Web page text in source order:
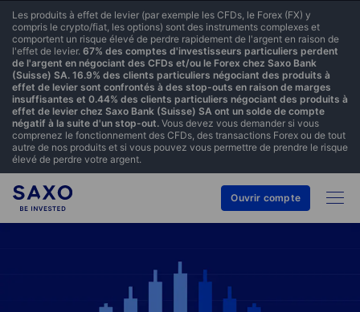
Les produits à effet de levier (par exemple les CFDs, le Forex (FX) y
compris le crypto/fiat, les options) sont des instruments complexes et
comportent un risque élevé de perdre rapidement de l'argent en raison de
l'effet de levier. 67% des comptes d'investisseurs particuliers perdent
de l'argent en négociant des CFDs et/ou le Forex chez Saxo Bank
(Suisse) SA. 16.9% des clients particuliers négociant des produits à
effet de levier sont confrontés à des stop-outs en raison de marges
insuffisantes et 0.44% des clients particuliers négociant des produits à
effet de levier chez Saxo Bank (Suisse) SA ont un solde de compte
négatif à la suite d'un stop-out. Vous devez vous demander si vous
comprenez le fonctionnement des CFDs, des transactions Forex ou de tout
autre de nos produits et si vous pouvez vous permettre de prendre le risque
élevé de perdre votre argent.
Ouvrir compte